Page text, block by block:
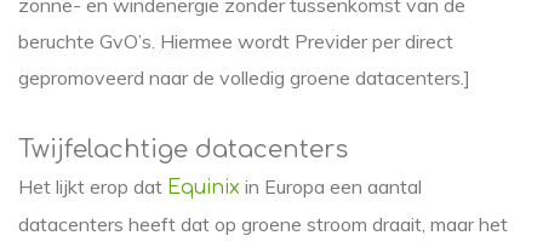
zonne- en windenergie zonder tussenkomst van de
beruchte GvO’s. Hiermee wordt Previder per direct
gepromoveerd naar de volledig groene datacenters.]
Twijfelachtige datacenters
Het lijkt erop dat Equinix in Europa een aantal
datacenters heeft dat op groene stroom draait, maar het